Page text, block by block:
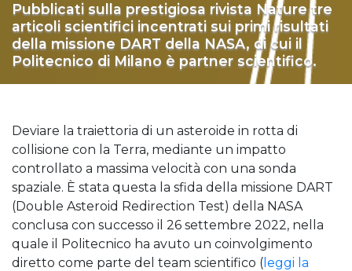
Pubblicati sulla prestigiosa rivista Nature tre
articoli scientifici incentrati sui primi risultati
della missione DART della NASA, di cui il
Politecnico di Milano è partner scientifico.
Deviare la traiettoria di un asteroide in rotta di
collisione con la Terra, mediante un impatto
controllato a massima velocità con una sonda
spaziale. È stata questa la sfida della missione DART
(Double Asteroid Redirection Test) della NASA
conclusa con successo il 26 settembre 2022, nella
quale il Politecnico ha avuto un coinvolgimento
diretto come parte del team scientifico ( leggi la